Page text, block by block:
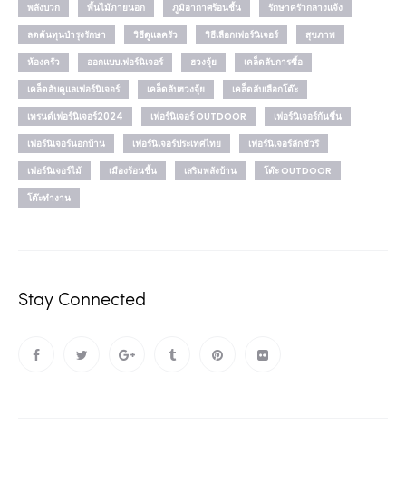
พลังบวก
พื้นไม้ภายนอก ภูมิอากาศร้อนชื้น
รักษาครัวกลางแจ้ง
ลดต้นทุนบำรุงรักษา
วิธีดูแลครัว วิธีเลือกเฟอร์นิเจอร์
สุขภาพ
ห้องครัว
ออกแบบเฟอร์นิเจอร์ ฮวงจุ้ย
เคล็ดลับการซื้อ
เคล็ดลับดูแลเฟอร์นิเจอร์
เคล็ดลับฮวงจุ้ย
เคล็ดลับเลือกโต๊ะ
เทรนด์เฟอร์นิเจอร์2024
เฟอร์นิเจอร์ OUTDOOR
เฟอร์นิเจอร์กันชื้น
เฟอร์นิเจอร์นอกบ้าน
เฟอร์นิเจอร์ประเทศไทย
เฟอร์นิเจอร์ลักชัวรี
เฟอร์นิเจอร์ไม้
เมืองร้อนชื้น เสริมพลังบ้าน
โต๊ะ OUTDOOR
โต๊ะทำงาน
Stay Connected